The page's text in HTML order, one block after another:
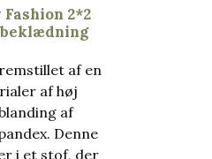
2*2
af en
af høj
af
Denne
i et stof, der